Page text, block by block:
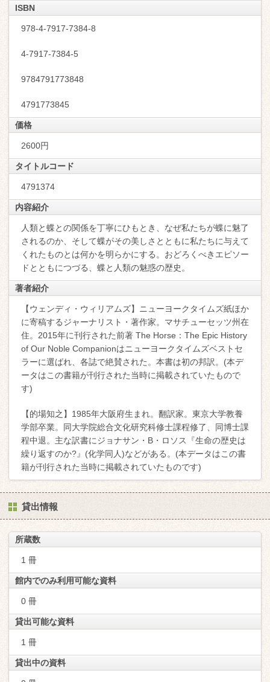
ISBN
978-4-7917-7384-8
4-7917-7384-5
9784791773848
4791773845
価格
2600円
タイトルコード
4791374
内容紹介
人類と蝶との関係を丁寧にひもとき、なぜ私たちが蝶に魅了
されるのか、そして蝶がその美しさとともに私たちに与えて
くれたものとは何かを明らかにする。おどろくべきエピソー
ドとともにつづる、蝶と人類の魅惑の歴史。
著者紹介
【ウェンディ・ウィリアムズ】ニューヨークタイムズ紙ほか
に寄稿するジャーナリスト・著作家。マサチューセッツ州在
住。2015年に刊行された前著 The Horse：The Epic History
of Our Noble Companionはニューヨークタイムズベストセ
ラーに選ばれ、各誌で絶賛された。本書は初の邦訳。(本デ
ータはこの書籍が刊行された当時に掲載されていたもので
す)
【的場知之】1985年大阪府生まれ。翻訳家。東京大学教養
学部卒業。同大学院総合文化研究科修士課程修了、同博士課
程中退。主な訳書にジョナサン・B・ロソス『生命の歴史は
繰り返すのか?』(化学同人)などがある。(本データはこの書
籍が刊行された当時に掲載されていたものです)
貸出情報
所蔵数
1 冊
館内でのみ利用可能な資料
0 冊
貸出可能な資料
1 冊
貸出中の資料